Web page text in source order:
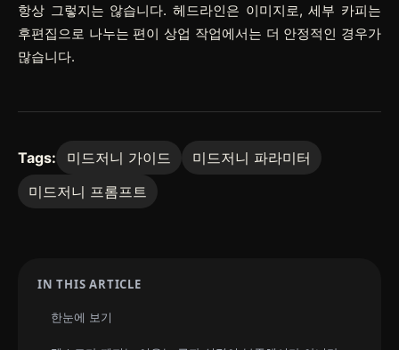
항상 그렇지는 않습니다. 헤드라인은 이미지로, 세부 카피는
후편집으로 나누는 편이 상업 작업에서는 더 안정적인 경우가
많습니다.
Tags: 미드저니 가이드
미드저니 파라미터
미드저니 프롬프트
IN THIS ARTICLE
한눈에 보기